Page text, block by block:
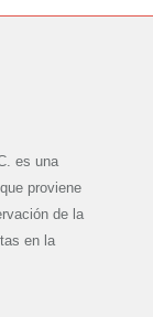
es una
proviene
de la
en la